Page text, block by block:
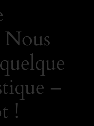
–
!